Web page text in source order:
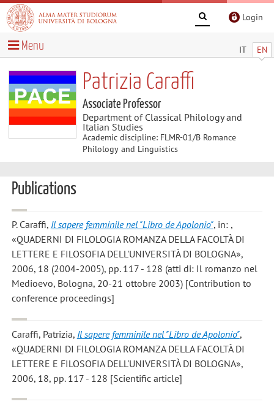
Login
IT EN
Menu
Patrizia Caraffi
Associate Professor
Department of Classical Philology and
Italian Studies
Academic discipline: FLMR-01/B Romance
Philology and Linguistics
Publications
P. Caraffi, Il sapere femminile nel "Libro de Apolonio", in: ,
«QUADERNI DI FILOLOGIA ROMANZA DELLA FACOLTÀ DI
LETTERE E FILOSOFIA DELL'UNIVERSITÀ DI BOLOGNA»,
2006, 18 (2004-2005), pp. 117 - 128 (atti di: Il romanzo nel
Medioevo, Bologna, 20-21 ottobre 2003) [Contribution to
conference proceedings]
Caraffi, Patrizia, Il sapere femminile nel "Libro de Apolonio",
«QUADERNI DI FILOLOGIA ROMANZA DELLA FACOLTÀ DI
LETTERE E FILOSOFIA DELL'UNIVERSITÀ DI BOLOGNA»,
2006, 18, pp. 117 - 128 [Scientific article]